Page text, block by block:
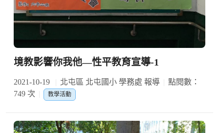
境教影響你我他—性平教育宣導-1
2021-10-19 北屯區 北屯國小 學務處 報導
點閱數：
749 次
教學活動